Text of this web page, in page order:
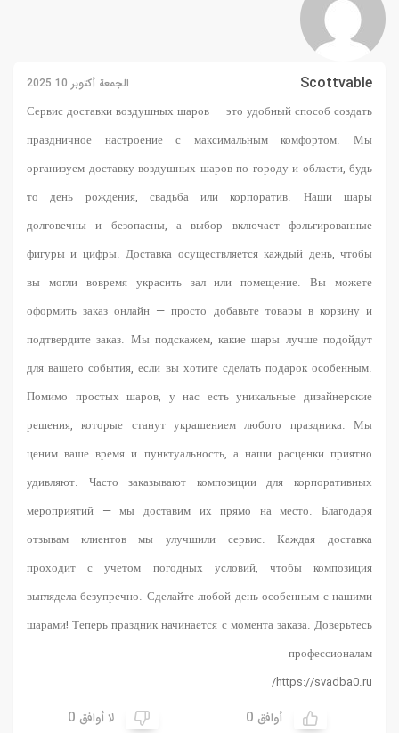
Scottvable الجمعة أكتوبر 10 2025
Сервис доставки воздушных шаров — это удобный способ создать
праздничное настроение с максимальным комфортом. Мы
организуем доставку воздушных шаров по городу и области, будь
то день рождения, свадьба или корпоратив. Наши шары
долговечны и безопасны, а выбор включает фольгированные
фигуры и цифры. Доставка осуществляется каждый день, чтобы
вы могли вовремя украсить зал или помещение. Вы можете
оформить заказ онлайн — просто добавьте товары в корзину и
подтвердите заказ. Мы подскажем, какие шары лучше подойдут
для вашего события, если вы хотите сделать подарок особенным.
Помимо простых шаров, у нас есть уникальные дизайнерские
решения, которые станут украшением любого праздника. Мы
ценим ваше время и пунктуальность, а наши расценки приятно
удивляют. Часто заказывают композиции для корпоративных
мероприятий — мы доставим их прямо на место. Благодаря
отзывам клиентов мы улучшили сервис. Каждая доставка
проходит с учетом погодных условий, чтобы композиция
выглядела безупречно. Сделайте любой день особенным с нашими
шарами! Теперь праздник начинается с момента заказа. Доверьтесь
профессионалам
https://svadba0.ru/
أوافق 0 لا أوافق 0